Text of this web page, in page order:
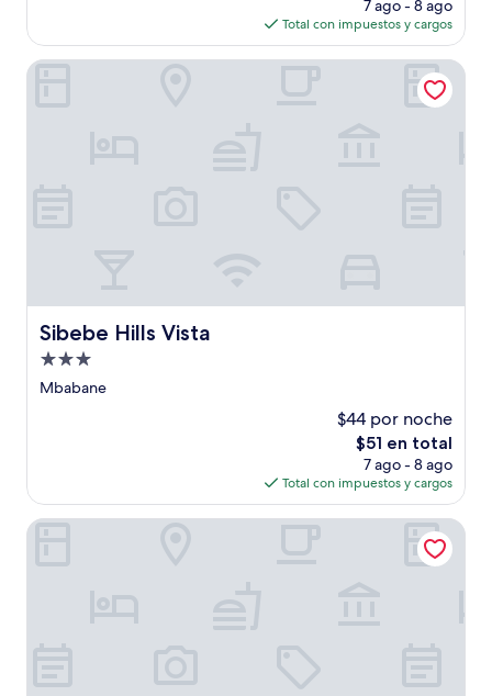
actual
es
de
7 ago - 8 ago
Total con impuestos y cargos
Sibebe Hills Vista
Sibebe Hills Vista
Propiedad
de
Mbabane
$44 por noche
El
precio
actual
es
de
$51 en total
7 ago - 8 ago
Total con impuestos y cargos
Sibebe Hills Vista
African Violet